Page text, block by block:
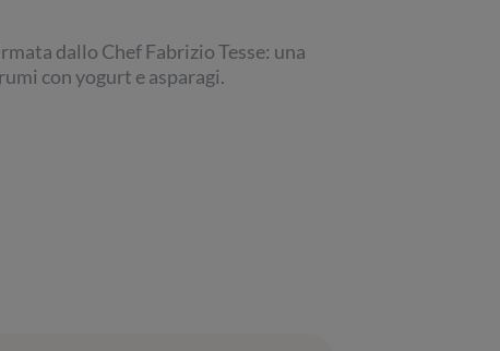
dallo Chef Fabrizio Tesse: una
con yogurt e asparagi.